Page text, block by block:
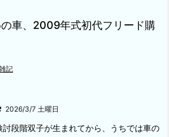
車、2009年式初代フリード購
記
2026/3/7 土曜日
討段階双子が生まれてから、うちでは車の